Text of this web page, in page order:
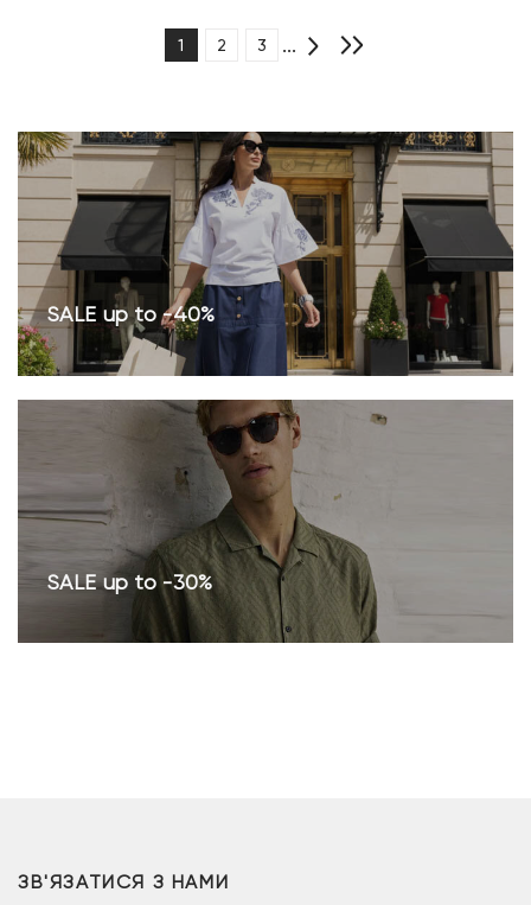
1 2 3 ...
SALE up to -40%
SALE up to -30%
ЗВ'ЯЗАТИСЯ З НАМИ